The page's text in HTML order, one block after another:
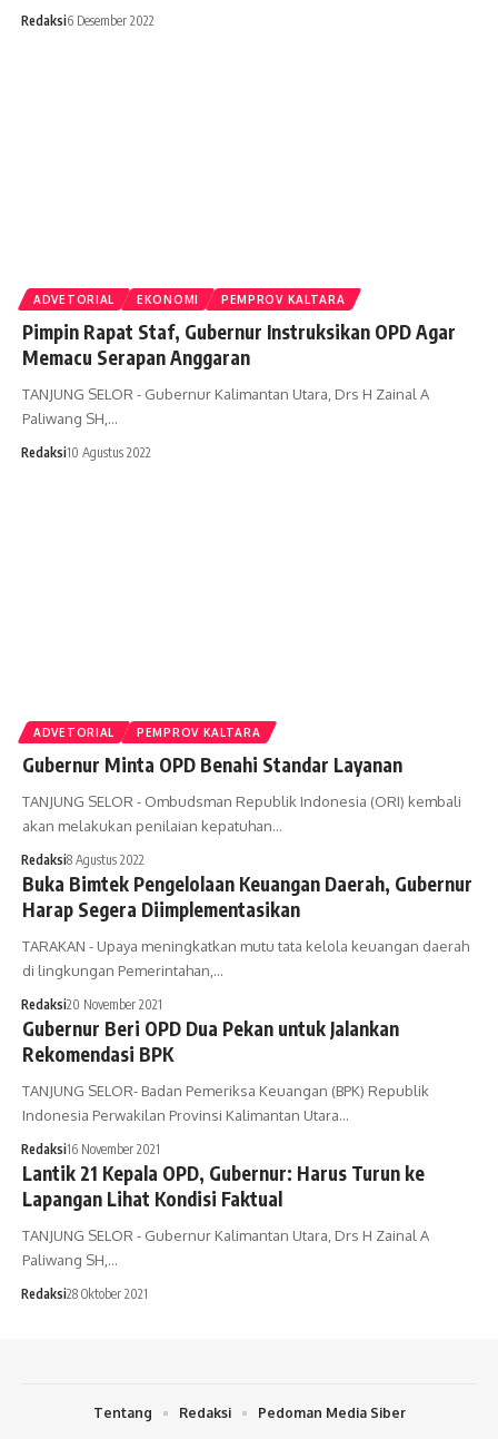
Redaksi6 Desember 2022
ADVETORIAL EKONOMI PEMPROV KALTARA
Pimpin Rapat Staf, Gubernur Instruksikan OPD Agar
Memacu Serapan Anggaran
TANJUNG SELOR - Gubernur Kalimantan Utara, Drs H Zainal A
Paliwang SH,…
Redaksi10 Agustus 2022
ADVETORIAL PEMPROV KALTARA
Gubernur Minta OPD Benahi Standar Layanan
TANJUNG SELOR - Ombudsman Republik Indonesia (ORI) kembali
akan melakukan penilaian kepatuhan…
Redaksi8 Agustus 2022
Buka Bimtek Pengelolaan Keuangan Daerah, Gubernur
Harap Segera Diimplementasikan
TARAKAN - Upaya meningkatkan mutu tata kelola keuangan daerah
di lingkungan Pemerintahan,…
Redaksi20 November 2021
Gubernur Beri OPD Dua Pekan untuk Jalankan
Rekomendasi BPK
TANJUNG SELOR- Badan Pemeriksa Keuangan (BPK) Republik
Indonesia Perwakilan Provinsi Kalimantan Utara…
Redaksi16 November 2021
Lantik 21 Kepala OPD, Gubernur: Harus Turun ke
Lapangan Lihat Kondisi Faktual
TANJUNG SELOR - Gubernur Kalimantan Utara, Drs H Zainal A
Paliwang SH,…
Redaksi28 Oktober 2021
Tentang Redaksi Pedoman Media Siber